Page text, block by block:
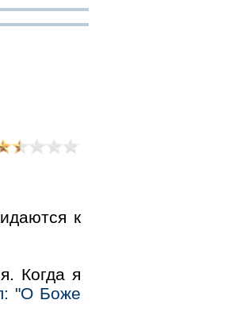
к
Когда я
"О Боже